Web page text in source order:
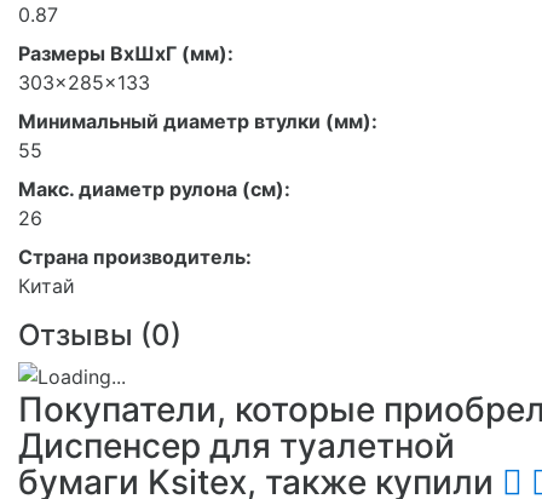
0.87
Размеры ВхШхГ (мм):
303x285x133
Минимальный диаметр втулки (мм):
55
Макс. диаметр рулона (см):
26
Страна производитель:
Китай
Отзывы (0)
Покупатели, которые
Диспенсер для туалетной
бумаги Ksitex, также купили